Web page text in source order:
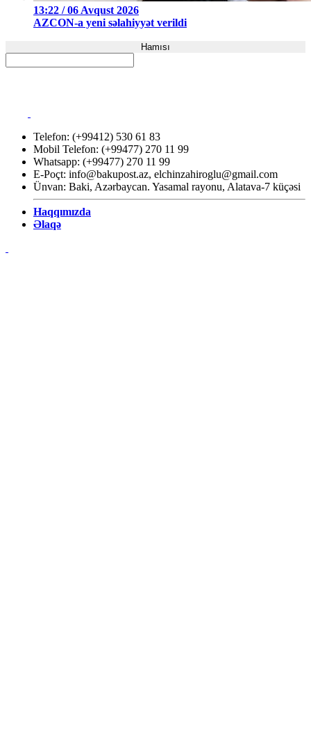
13:22 / 06 Avqust 2026
AZCON-a yeni səlahiyyət verildi
Hamısı
Telefon: (+99412) 530 61 83
Mobil Telefon: (+99477) 270 11 99
Whatsapp: (+99477) 270 11 99
E-Poçt: info@bakupost.az, elchinzahiroglu@gmail.com
Ünvan: Baki, Azərbaycan. Yasamal rayonu, Alatava-7 küçəsi
Haqqımızda
Əlaqə